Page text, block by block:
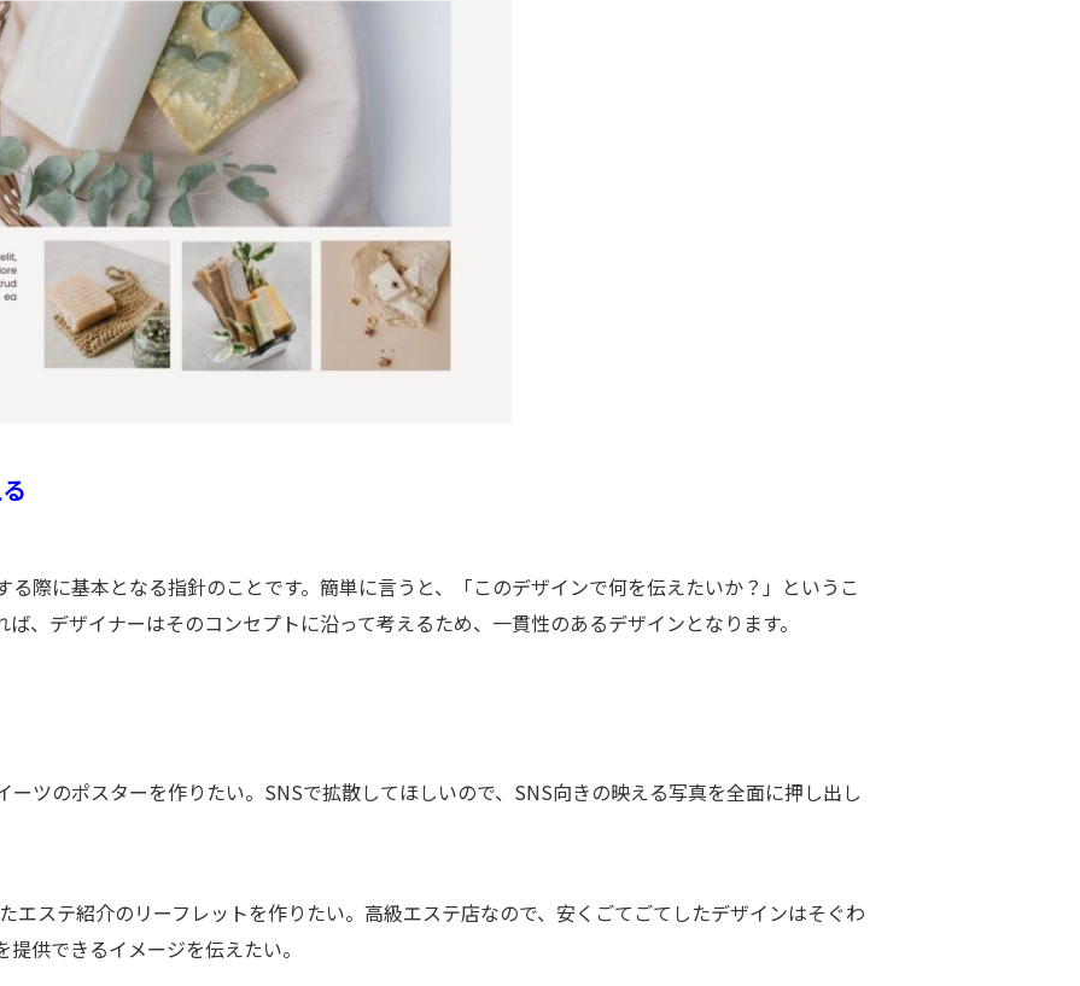
際に基本となる指針のことです。簡単に言うと、「このデザインで何を伝えたいか？」というこ
、デザイナーはそのコンセプトに沿って考えるため、一貫性のあるデザインとなります。
ーツのポスターを作りたい。SNSで拡散してほしいので、SNS向きの映える写真を全面に押し出し
エステ紹介のリーフレットを作りたい。高級エステ店なので、安くごてごてしたデザインはそぐわ
供できるイメージを伝えたい。